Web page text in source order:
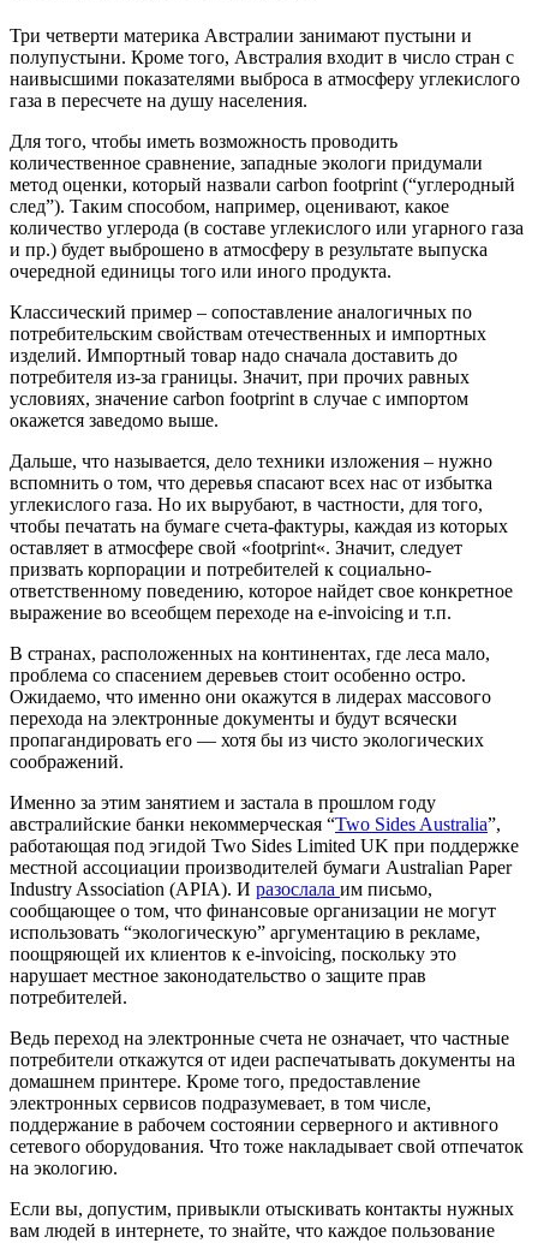
Три четверти материка Австралии занимают пустыни и
полупустыни. Кроме того, Австралия входит в число стран с
наивысшими показателями выброса в атмосферу углекислого
газа в пересчете на душу населения.
Для того, чтобы иметь возможность проводить
количественное сравнение, западные экологи придумали
метод оценки, который назвали carbon footprint (“углеродный
след”). Таким способом, например, оценивают, какое
количество углерода (в составе углекислого или угарного газа
и пр.) будет выброшено в атмосферу в результате выпуска
очередной единицы того или иного продукта.
Классический пример – сопоставление аналогичных по
потребительским свойствам отечественных и импортных
изделий. Импортный товар надо сначала доставить до
потребителя из-за границы. Значит, при прочих равных
условиях, значение carbon footprint в случае с импортом
окажется заведомо выше.
Дальше, что называется, дело техники изложения – нужно
вспомнить о том, что деревья спасают всех нас от избытка
углекислого газа. Но их вырубают, в частности, для того,
чтобы печатать на бумаге счета-фактуры, каждая из которых
оставляет в атмосфере свой «footprint«. Значит, следует
призвать корпорации и потребителей к социально-
ответственному поведению, которое найдет свое конкретное
выражение во всеобщем переходе на e-invoicing и т.п.
В странах, расположенных на континентах, где леса мало,
проблема со спасением деревьев стоит особенно остро.
Ожидаемо, что именно они окажутся в лидерах массового
перехода на электронные документы и будут всячески
пропагандировать его — хотя бы из чисто экологических
соображений.
Именно за этим занятием и застала в прошлом году
австралийские банки некоммерческая “Two Sides Australia”,
работающая под эгидой Two Sides Limited UK при поддержке
местной ассоциации производителей бумаги Australian Paper
Industry Association (APIA). И разослала им письмо,
сообщающее о том, что финансовые организации не могут
использовать “экологическую” аргументацию в рекламе,
поощряющей их клиентов к e-invoicing, поскольку это
нарушает местное законодательство о защите прав
потребителей.
Ведь переход на электронные счета не означает, что частные
потребители откажутся от идеи распечатывать документы на
домашнем принтере. Кроме того, предоставление
электронных сервисов подразумевает, в том числе,
поддержание в рабочем состоянии серверного и активного
сетевого оборудования. Что тоже накладывает свой отпечаток
на экологию.
Если вы, допустим, привыкли отыскивать контакты нужных
вам людей в интернете, то знайте, что каждое пользование